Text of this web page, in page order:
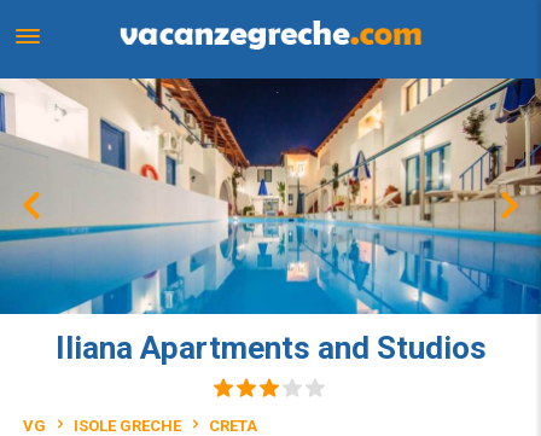
Iliana Apartments and Studios
VG ISOLE GRECHE CRETA